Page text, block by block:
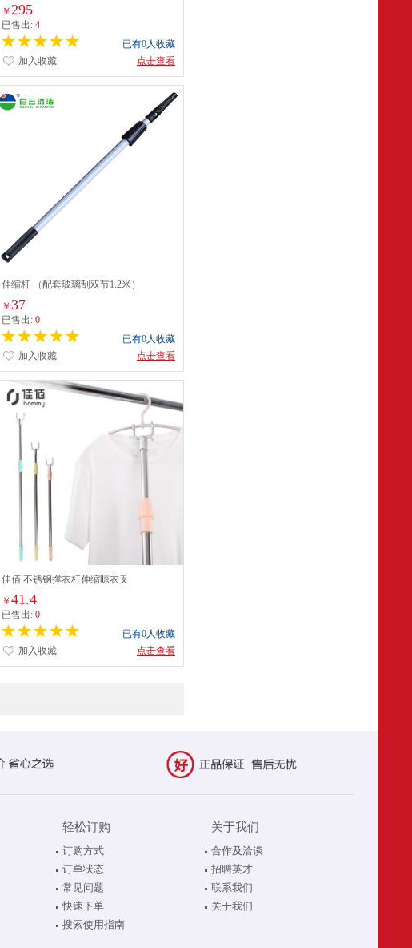
￥ 295
已售出: 4
已有0人收藏
点击查看
加入收藏
伸缩杆 （配套玻璃刮双节1.2米）
￥ 37
已售出: 0
已有0人收藏
点击查看
加入收藏
佳佰 不锈钢撑衣杆伸缩晾衣叉
￥ 41.4
已售出: 0
已有0人收藏
点击查看
加入收藏
轻松订购
订购方式
订单状态
常见问题
快速下单
搜索使用指南
关于我们
合作及洽谈
招聘英才
联系我们
关于我们